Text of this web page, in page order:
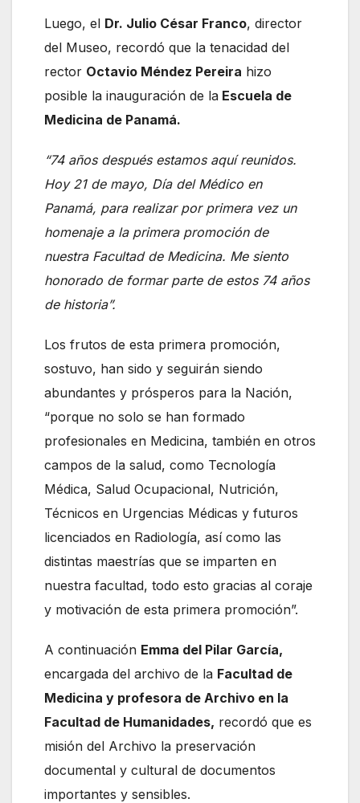
Luego, el Dr. Julio César Franco, director
del Museo, recordó que la tenacidad del
rector Octavio Méndez Pereira hizo
posible la inauguración de la Escuela de
Medicina de Panamá.
“74 años después estamos aquí reunidos.
Hoy 21 de mayo, Día del Médico en
Panamá, para realizar por primera vez un
homenaje a la primera promoción de
nuestra Facultad de Medicina. Me siento
honorado de formar parte de estos 74 años
de historia”.
Los frutos de esta primera promoción,
sostuvo, han sido y seguirán siendo
abundantes y prósperos para la Nación,
“porque no solo se han formado
profesionales en Medicina, también en otros
campos de la salud, como Tecnología
Médica, Salud Ocupacional, Nutrición,
Técnicos en Urgencias Médicas y futuros
licenciados en Radiología, así como las
distintas maestrías que se imparten en
nuestra facultad, todo esto gracias al coraje
y motivación de esta primera promoción”.
A continuación Emma del Pilar García,
encargada del archivo de la Facultad de
Medicina y profesora de Archivo en la
Facultad de Humanidades, recordó que es
misión del Archivo la preservación
documental y cultural de documentos
importantes y sensibles.